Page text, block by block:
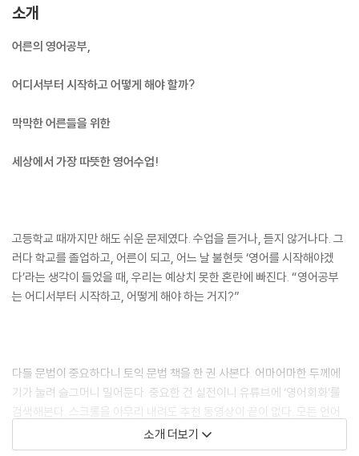
소개
어른의 영어공부,
어디서부터 시작하고 어떻게 해야 할까?
막막한 어른들을 위한
세상에서 가장 따뜻한 영어수업!
고등학교 때까지만 해도 쉬운 문제였다. 수업을 듣거나, 듣지 않거나다. 그
러다 학교를 졸업하고, 어른이 되고, 어느 날 불현듯 ‘영어를 시작해야겠
다’라는 생각이 들었을 때, 우리는 예상치 못한 혼란에 빠진다. “영어공부
는 어디서부터 시작하고, 어떻게 해야 하는 거지?”
다들 문법이 중요하다니 토익 문법 책을 한 권 사본다. 어마어마한 두께에
기가 눌려 슬그머니 밀어둔다. 중요한 건 실전이니 유튜브에 ‘영어회화’를
검색해본다. 스크롤을 아무리 내려도 추천 동영상이 끝이 없다. 모든 언어
공부의 핵심은 단어라고 하니 단어장 앱을 깔아본다. 외우라니 외우는데,
도무지 이 단어들을 써먹을 날이 올 것 같지가 않다. 온갖 동영상과 책, 무
소개 더보기